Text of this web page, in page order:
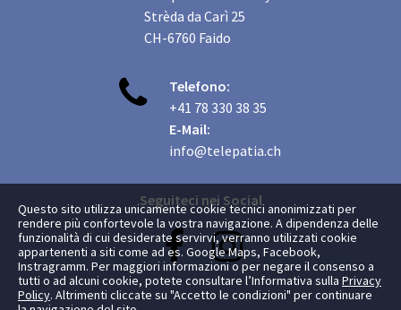
Strèda da Carì 25
CH-6760 Faido

Telefono:
+41 78 330 38 35
E-Mail:
info@telepatia.ch
Seguiteci nei Social
 
Questo sito utilizza unicamente cookie tecnici anonimizzati per
rendere più confortevole la vostra navigazione. A dipendenza delle
funzionalità di cui desiderate servirvi, verranno utilizzati cookie
appartenenti a siti come ad es. Google Maps, Facebook,
Instragramm. Per maggiori informazioni o per negare il consenso a
tutti o ad alcuni cookie, potete consultare l’Informativa sulla Privacy
Policy. Altrimenti cliccate su "Accetto le condizioni" per continuare